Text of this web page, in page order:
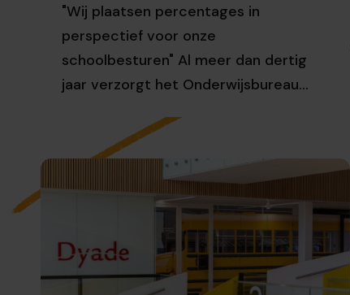
"Wij plaatsen percentages in
perspectief voor onze
schoolbesturen" Al meer dan dertig
jaar verzorgt het Onderwijsbureau...